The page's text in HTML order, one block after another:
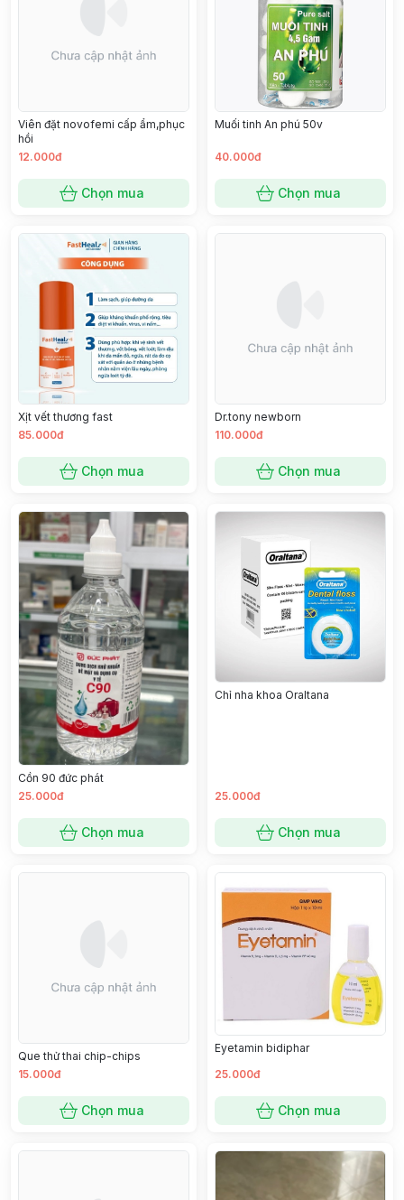
Viên đặt novofemi cấp ẩm,phục
hồi
12.000đ
Chọn mua
Muối tinh An phú 50v
40.000đ
Chọn mua
Xịt vết thương fast
85.000đ
Chọn mua
Dr.tony newborn
110.000đ
Chọn mua
Cồn 90 đức phát
25.000đ
Chọn mua
Chỉ nha khoa Oraltana
25.000đ
Chọn mua
Que thử thai chip-chips
15.000đ
Chọn mua
Eyetamin bidiphar
25.000đ
Chọn mua